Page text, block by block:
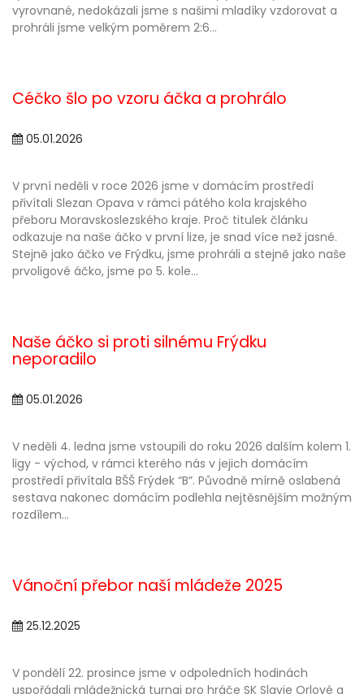
vyrovnané, nedokázali jsme s našimi mladíky vzdorovat a
prohráli jsme velkým poměrem 2:6...
Céčko šlo po vzoru áčka a prohrálo
05.01.2026
V první neděli v roce 2026 jsme v domácím prostředí
přivítali Slezan Opava v rámci pátého kola krajského
přeboru Moravskoslezského kraje. Proč titulek článku
odkazuje na naše áčko v první lize, je snad více než jasné.
Stejně jako áčko ve Frýdku, jsme prohráli a stejně jako naše
prvoligové áčko, jsme po 5. kole...
Naše áčko si proti silnému Frýdku
neporadilo
05.01.2026
V neděli 4. ledna jsme vstoupili do roku 2026 dalším kolem 1.
ligy - východ, v rámci kterého nás v jejich domácím
prostředí přivítala BŠŠ Frýdek “B”. Původně mírně oslabená
sestava nakonec domácím podlehla nejtěsnějším možným
rozdílem...
Vánoční přebor naší mládeže 2025
25.12.2025
V pondělí 22. prosince jsme v odpoledních hodinách
uspořádali mládežnická turnaj pro hráče SK Slavie Orlové a